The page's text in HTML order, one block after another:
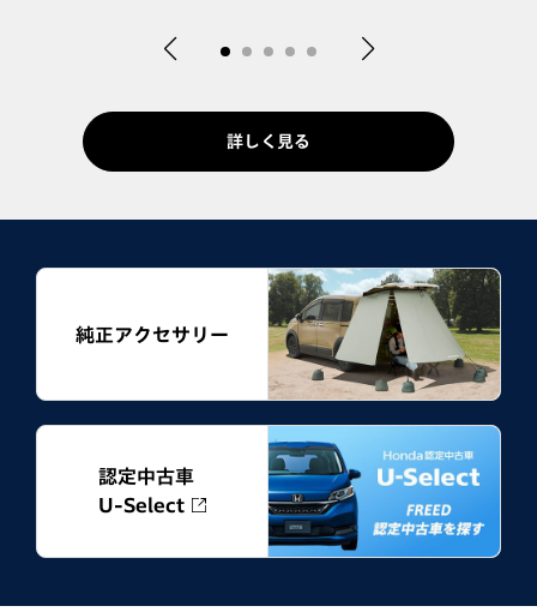
詳しく見る
純正アクセサリー
認定中古車
U-Select